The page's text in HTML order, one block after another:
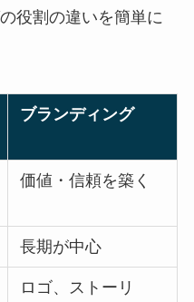
役割の違いを簡単に
ブランディング
価値・信頼を築く
長期が中心
ロゴ、ストーリ